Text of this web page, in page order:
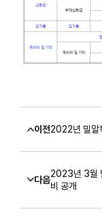
이전2022년 밀알
다음
2023년 3월
비 공개